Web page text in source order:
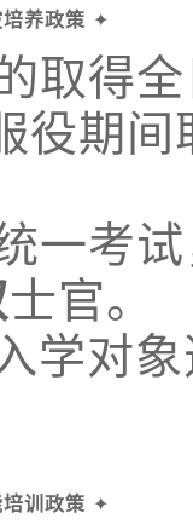
养政策 ✦
取得
役期
一考
士官。
学对
训政策 ✦